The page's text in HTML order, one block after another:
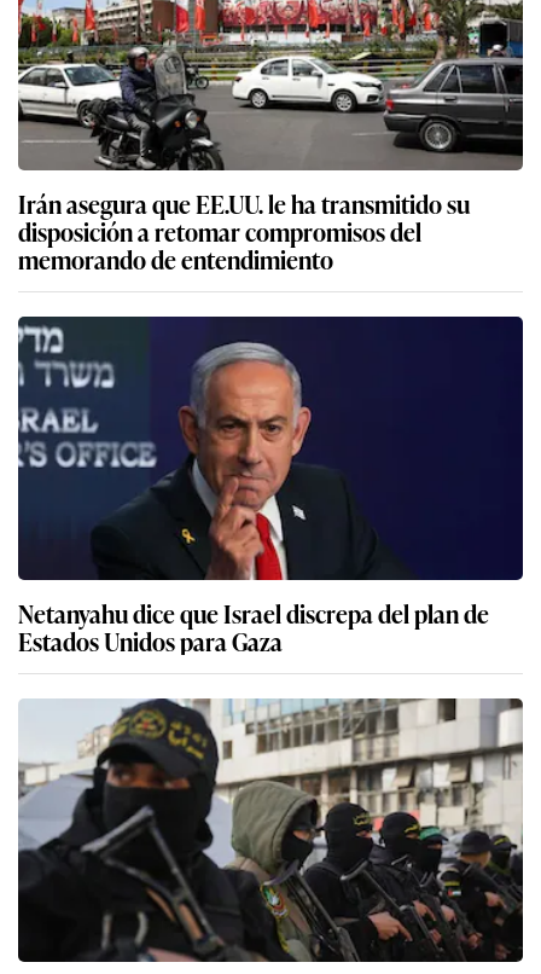
Irán asegura que EE.UU. le ha transmitido su
disposición a retomar compromisos del
memorando de entendimiento
Netanyahu dice que Israel discrepa del plan de
Estados Unidos para Gaza